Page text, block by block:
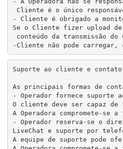
Cliente é o único
- Cliente é obrigado a
Se o Cliente fizer upload de
conteúdo da transmissão
-Cliente não pode
Suporte ao cliente e contato
As principais formas de
- Operador fornece suporte
O cliente deve ser capaz
A Operadora compromete-
- Operador reserva-se o
LiveChat e suporte por
A equipe de suporte pode